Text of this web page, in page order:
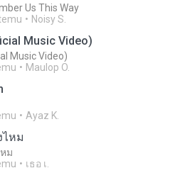
Us This Way
Noisy S.
Music Video)
Music Video)
Maulop O.
Ayaz K.
ไหม
ม
เธอ เ.